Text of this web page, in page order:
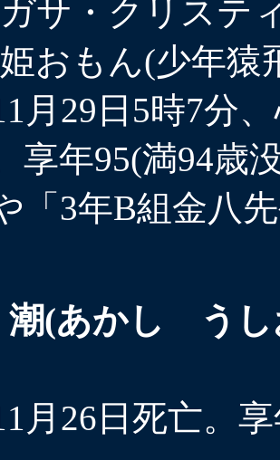
サ・クリステ
おもん(少年猿
月29日5時7分
享年95(満94歳
「3年B組金八
(あかし うし
月26日死亡。